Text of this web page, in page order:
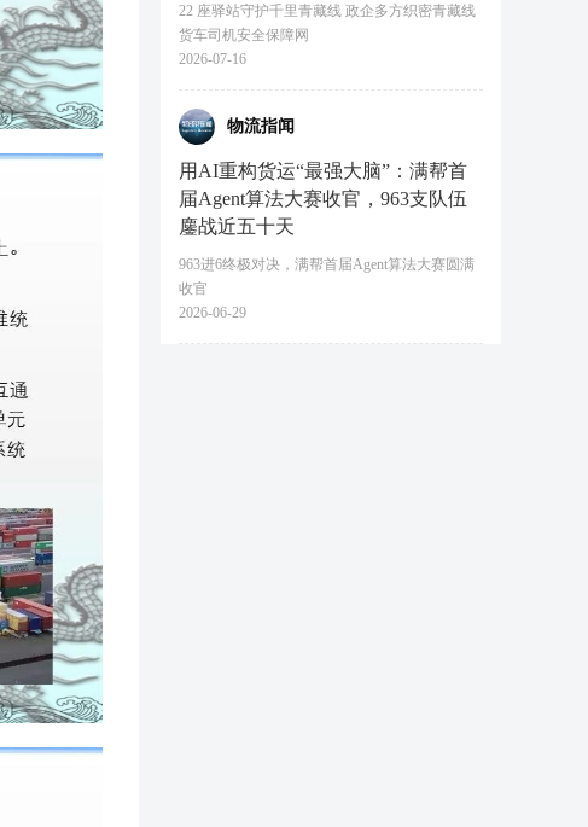
22 座驿站守护千里青藏线 政企多方织密青藏线
货车司机安全保障网
2026-07-16
物流指闻
用AI重构货运“最强大脑”：满帮首
届Agent算法大赛收官，963支队伍
鏖战近五十天
963进6终极对决，满帮首届Agent算法大赛圆满
收官
2026-06-29